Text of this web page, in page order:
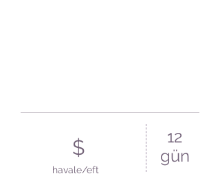
$
havale/eft
12
gün